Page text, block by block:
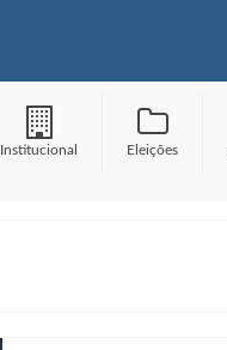
Institucional Eleições